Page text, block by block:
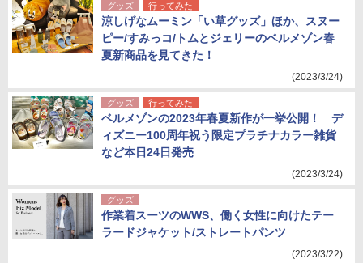
グッズ 行ってみた
涼しげなムーミン「い草グッズ」ほか、スヌー
ピー/すみっコ/トムとジェリーのベルメゾン春
夏新商品を見てきた！
(2023/3/24)
グッズ 行ってみた
ベルメゾンの2023年春夏新作が一挙公開！ デ
ィズニー100周年祝う限定プラチナカラー雑貨
など本日24日発売
(2023/3/24)
グッズ
作業着スーツのWWS、働く女性に向けたテー
ラードジャケット/ストレートパンツ
(2023/3/22)